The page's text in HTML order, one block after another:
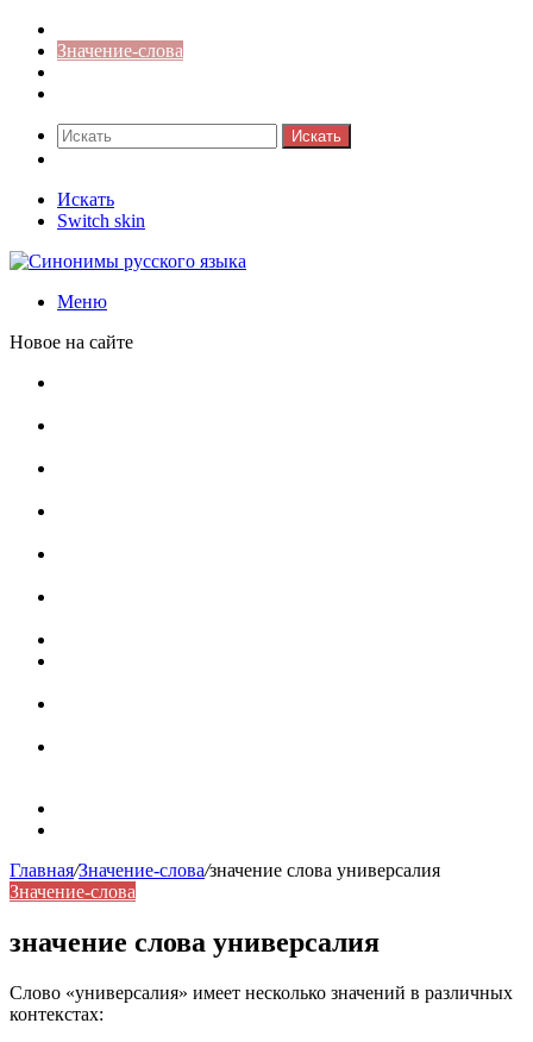
Значение-слова
Искать
Искать
Switch skin
Меню
Новое на сайте
Главная/Значение-слова/значение слова универсалия
Значение-слова
значение слова универсалия
Слово «универсалия» имеет несколько значений в различных
контекстах: